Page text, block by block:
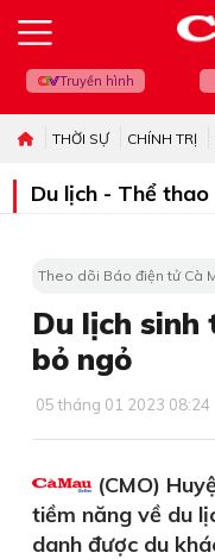
Truyền hình
THỜI SỰ CHÍNH TRỊ
Du lịch - Thể thao
Theo dõi Báo điện tử Cà
Du lịch sinh
bỏ ngỏ
05 tháng 01 2023 08:24
(CMO)
tiềm năng về du
danh được du